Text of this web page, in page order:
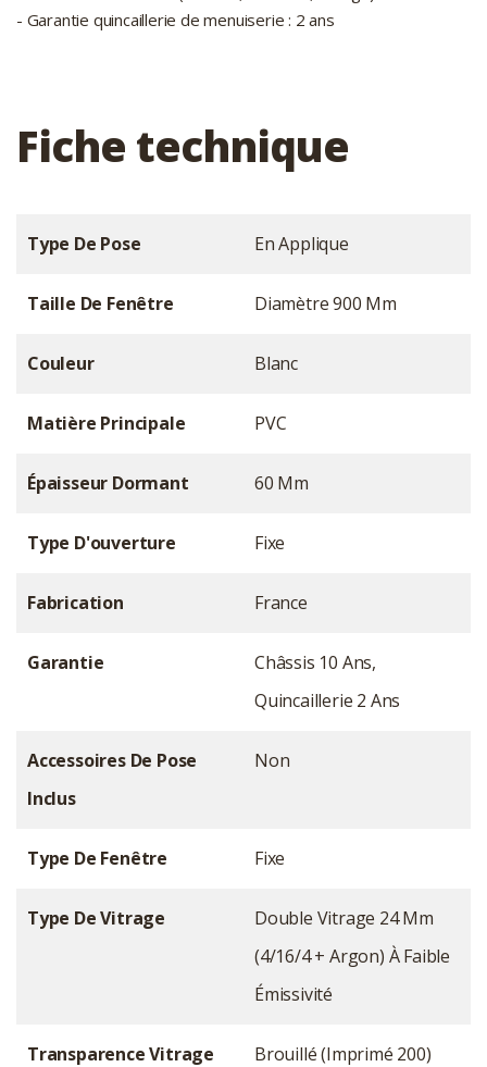
- Garantie quincaillerie de menuiserie : 2 ans
Fiche technique
Type De Pose En Applique
Taille De Fenêtre Diamètre 900 Mm
Couleur Blanc
Matière Principale PVC
Épaisseur Dormant 60 Mm
Type D'ouverture Fixe
Fabrication France
Garantie
Châssis 10 Ans,
Quincaillerie 2 Ans
Accessoires De Pose
Inclus
Non
Type De Fenêtre Fixe
Type De Vitrage
Double Vitrage 24 Mm
(4/16/4 + Argon) À Faible
Émissivité
Transparence Vitrage Brouillé (imprimé 200)